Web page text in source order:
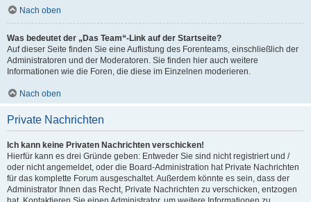
Nach oben
Was bedeutet der „Das Team“-Link auf der Startseite?
Auf dieser Seite finden Sie eine Auflistung des Forenteams, einschließlich der
Administratoren und der Moderatoren. Sie finden hier auch weitere
Informationen wie die Foren, die diese im Einzelnen moderieren.
Nach oben
Private Nachrichten
Ich kann keine Privaten Nachrichten verschicken!
Hierfür kann es drei Gründe geben: Entweder Sie sind nicht registriert und /
oder nicht angemeldet, oder die Board-Administration hat Private Nachrichten
für das komplette Forum ausgeschaltet. Außerdem könnte es sein, dass der
Administrator Ihnen das Recht, Private Nachrichten zu verschicken, entzogen